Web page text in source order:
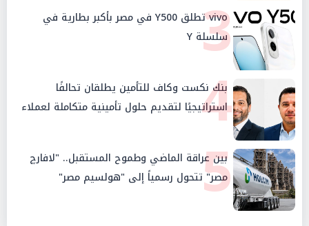
3
vivo تطلق Y500 في مصر بأكبر بطارية في
سلسلة Y
4
بنك نكست وكاف للتأمين يطلقان تحالفًا
استراتيجيًا لتقديم حلول تأمينية متكاملة لعملاء
البنك
5
بين عراقة الماضي وطموح المستقبل.. "لافارچ
مصر" تتحول رسمياً إلى "هولسيم مصر"